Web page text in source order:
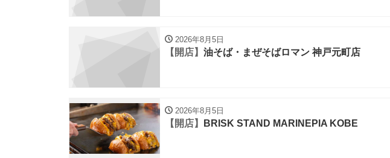
2026年8月5日
【開店】 油そば・まぜそばロマン 神戸元町店
2026年8月5日
【開店】 BRISK STAND MARINEPIA KOBE